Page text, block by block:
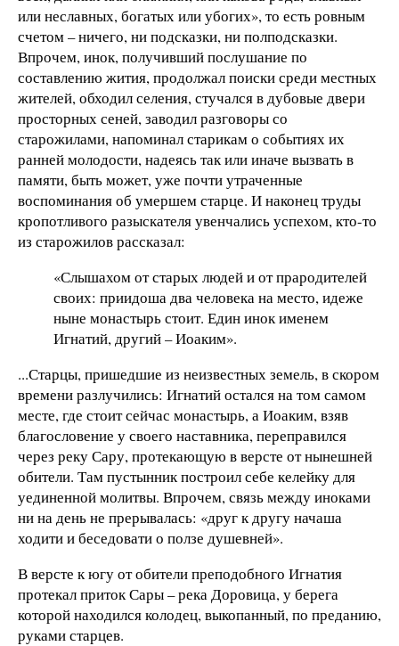
или неславных, богатых или убогих», то есть ровным
счетом – ничего, ни подсказки, ни полподсказки.
Впрочем, инок, получивший послушание по
составлению жития, продолжал поиски среди местных
жителей, обходил селения, стучался в дубовые двери
просторных сеней, заводил разговоры со
старожилами, напоминал старикам о событиях их
ранней молодости, надеясь так или иначе вызвать в
памяти, быть может, уже почти утраченные
воспоминания об умершем старце. И наконец труды
кропотливого разыскателя увенчались успехом, кто-то
из старожилов рассказал:
«Слышахом от старых людей и от прародителей
своих: приидоша два человека на место, идеже
ныне монастырь стоит. Един инок именем
Игнатий, другий – Иоаким».
...Старцы, пришедшие из неизвестных земель, в скором
времени разлучились: Игнатий остался на том самом
месте, где стоит сейчас монастырь, а Иоаким, взяв
благословение у своего наставника, переправился
через реку Сару, протекающую в версте от нынешней
обители. Там пустынник построил себе келейку для
уединенной молитвы. Впрочем, связь между иноками
ни на день не прерывалась: «друг к другу начаша
ходити и беседовати о ползе душевней».
В версте к югу от обители преподобного Игнатия
протекал приток Сары – река Доровица, у берега
которой находился колодец, выкопанный, по преданию,
руками старцев.